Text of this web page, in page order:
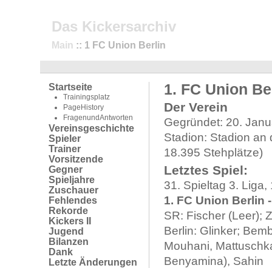
Das Kickersarchiv
Main :: 1 FC Union Berlin
Startseite
Trainingsplatz
PageHistory
FragenundAntworten
Vereinsgeschichte
Spieler
Trainer
Vorsitzende
Gegner
Spieljahre
Zuschauer
Fehlendes
Rekorde
Kickers II
Jugend
Bilanzen
Dank
Letzte Änderungen
1. FC Union
Der Verein
Gegründet: 20.
Stadion: Stadion an
18.395 Stehplätze)
Letztes Spiel:
31. Spieltag 3. Liga,
1. FC Union Berlin
SR: Fischer (Leer);
Berlin: Glinker;
Mouhani,
Benyamina), Sahin